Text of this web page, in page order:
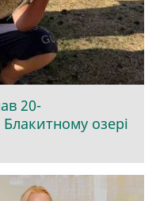
20-
Блакитному озері